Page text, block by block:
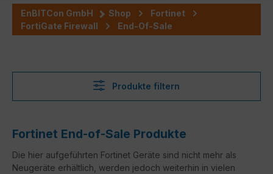
EnBITCon GmbH Shop
Fortinet
FortiGate Firewall
End-Of-Sale
Produkte filtern
Fortinet End-of-Sale Produkte
Die hier aufgeführten Fortinet Geräte sind nicht mehr als
Neugeräte erhältlich, werden jedoch weiterhin in vielen